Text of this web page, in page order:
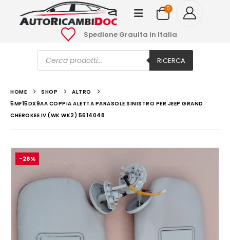
0
Spedione Grauita in Italia
Ricerca
prodotti RICERCA
HOME SHOP
ALTRO
5MF15DX9AA COPPIA ALETTA PARASOLE SINISTRO PER JEEP GRAND
CHEROKEE IV (WK WK2) 5614048
-26%